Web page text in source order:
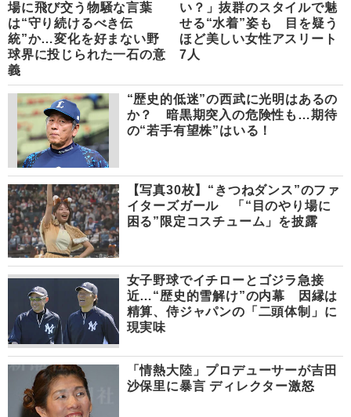
場に飛び交う物騒な言葉
は“守り続けるべき伝
統”か…変化を好まない野
球界に投じられた一石の意
義
い？」抜群のスタイルで魅
せる“水着”姿も 目を疑う
ほど美しい女性アスリート
7人
“歴史的低迷”の西武に光明はあるの
か？ 暗黒期突入の危険性も…期待
の“若手有望株”はいる！
【写真30枚】“きつねダンス”のファ
イターズガール 「“目のやり場に
困る”限定コスチューム」を披露
女子野球でイチローとゴジラ急接
近…“歴史的雪解け”の内幕 因縁は
精算、侍ジャパンの「二頭体制」に
現実味
「情熱大陸」プロデューサーが吉田
沙保里に暴言 ディレクター激怒